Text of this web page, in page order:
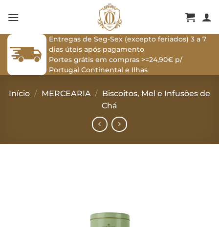
Entregas de Seg-Sex (excepto feriados) 3 a 7
dias úteis após pagamento
Portes grátis em compras >=24,90€ p/
Portugal Continental e Ilhas
Início / MERCEARIA / Biscoitos, Mel e Infusões de
Chá